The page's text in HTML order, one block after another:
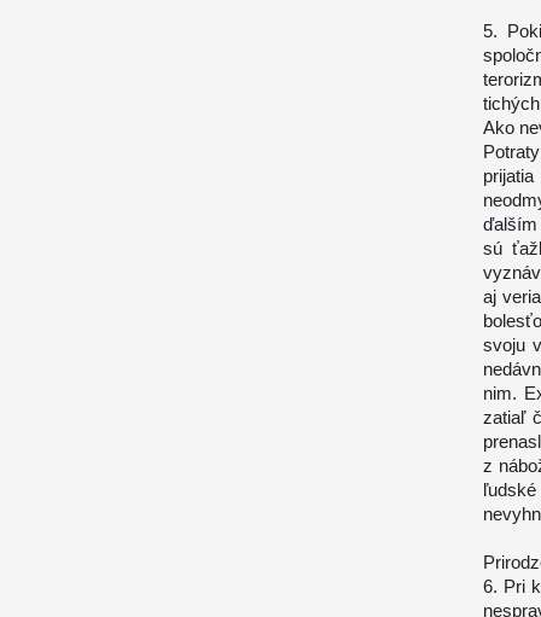
5.
Ako
sú
aj
svoju
nim.
zatiaľ
z
6. Pri